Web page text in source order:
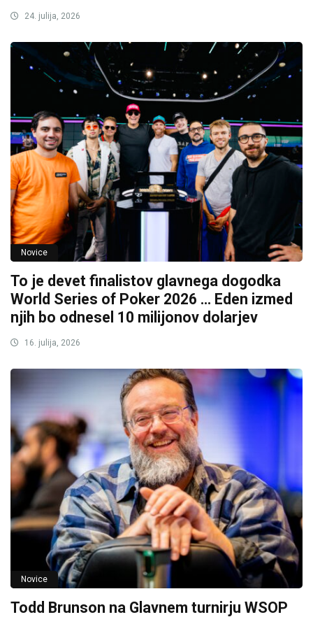
24. julija, 2026
Novice
To je devet finalistov glavnega dogodka
World Series of Poker 2026 … Eden izmed
njih bo odnesel 10 milijonov dolarjev
16. julija, 2026
Novice
Todd Brunson na Glavnem turnirju WSOP